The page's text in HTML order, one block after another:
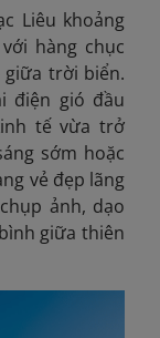
Liêu khoảng
hàng chục
trời biển.
điện gió đầu
tế vừa trở
sớm hoặc
vẻ đẹp lãng
ảnh, dạo
giữa thiên